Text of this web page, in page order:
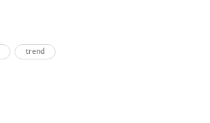
trend